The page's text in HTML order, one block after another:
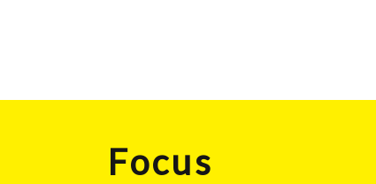
Focus